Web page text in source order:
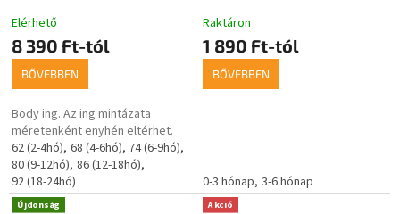
Elérhető
8 390 Ft-tól
BŐVEBBEN
Body ing. Az ing mintázata
méretenként enyhén eltérhet.
62 (2-4hó) 68 (4-6hó) 74 (6-9hó)
80 (9-12hó) 86 (12-18hó)
92 (18-24hó)
Raktáron
1 890 Ft-tól
BŐVEBBEN
0-3 hónap 3-6 hónap
Újdonság Akció